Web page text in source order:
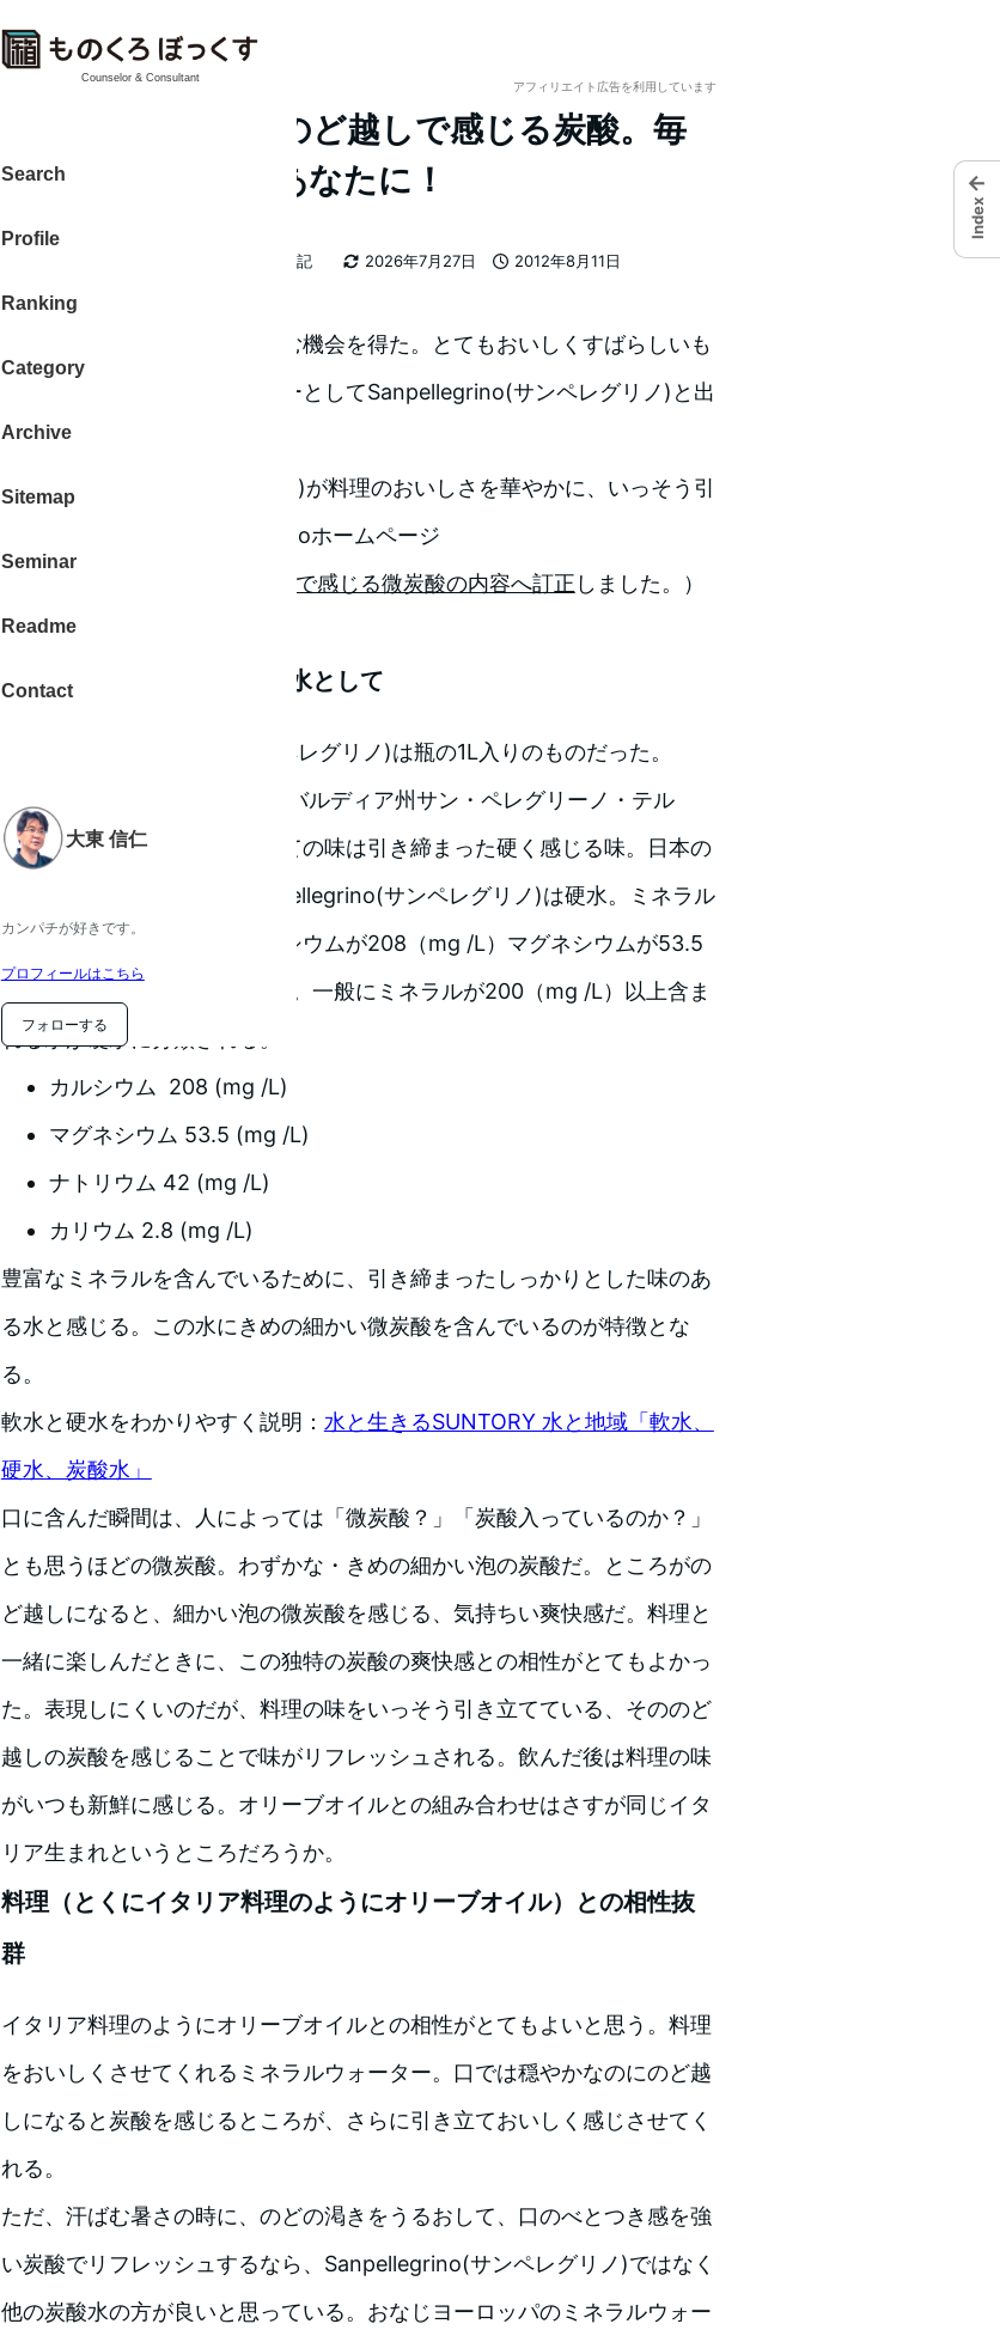
Counselor & Consultant
Search
Profile
Ranking
Category
Archive
Sitemap
Seminar
Readme
Contact
大東 信仁
カンパチが好きです。
プロフィールはこちら
フォローする
アフィリエイト広告を利用しています
サンペレグリノ、のど越しで感じる炭酸。毎
日の料理を楽しむあなたに！
2026年7月27日
2012年8月11日
者
2026年日記
をたのしむ機会を得た。とてもおいしくすばらしいも
のだった。テーブルウォーターとしてSanpellegrino(サンペレグリノ)と出
会い、楽しませてもらった。
Sanpellegrino(サンペレグリノ)が料理のおいしさを華やかに、いっそう引
き立たせていた。Sanpellegrinoホームページ
のど越しで感じる微炭酸の内容へ訂正 しました。）
ミネラルウォーター・炭酸水として
この時のSanpellegrino(サンペレグリノ)は瓶の1L入りのものだった。
採取地はイタリア 北部 ロンバルディア州サン・ペレグリーノ・テル
メ。ミネラルウォーターとしての味は引き締まった硬く感じる味。日本の
水はほとんど軟水だが、Sanpellegrino(サンペレグリノ)は硬水。ミネラル
含有量は以下のとおり、カルシウムが208（mg /L）マグネシウムが53.5
(mg /L)と豊富に含まれている。一般にミネラルが200（mg /L）以上含ま
れる水が硬水に分類される。
カルシウム 208 (mg /L)
マグネシウム 53.5 (mg /L)
ナトリウム 42 (mg /L)
カリウム 2.8 (mg /L)
豊富なミネラルを含んでいるために、引き締まったしっかりとした味のあ
る水と感じる。この水にきめの細かい微炭酸を含んでいるのが特徴とな
る。
軟水と硬水をわかりやすく説明： 水と生きるSUNTORY 水と地域「軟水、
硬水、炭酸水」
口に含んだ瞬間は、人によっては「微炭酸？」「炭酸入っているのか？」
とも思うほどの微炭酸。わずかな・きめの細かい泡の炭酸だ。ところがの
ど越しになると、細かい泡の微炭酸を感じる、気持ちい爽快感だ。料理と
一緒に楽しんだときに、この独特の炭酸の爽快感との相性がとてもよかっ
た。表現しにくいのだが、料理の味をいっそう引き立てている、そののど
越しの炭酸を感じることで味がリフレッシュされる。飲んだ後は料理の味
がいつも新鮮に感じる。オリーブオイルとの組み合わせはさすが同じイタ
リア生まれというところだろうか。
料理（とくにイタリア料理のようにオリーブオイル）との相性抜
群
イタリア料理のようにオリーブオイルとの相性がとてもよいと思う。料理
をおいしくさせてくれるミネラルウォーター。口では穏やかなのにのど越
しになると炭酸を感じるところが、さらに引き立ておいしく感じさせてく
れる。
ただ、汗ばむ暑さの時に、のどの渇きをうるおして、口のべとつき感を強
い炭酸でリフレッシュするなら、Sanpellegrino(サンペレグリノ)ではなく
他の炭酸水の方が良いと思っている。おなじヨーロッパのミネラルウォー
←
Index